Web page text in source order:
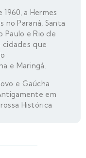
a Hermes
no Paraná, Santa
Paulo e Rio de
cidades que
e Maringá.
e Gaúcha
em
Histórica